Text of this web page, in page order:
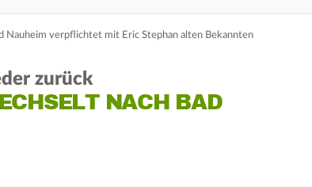
Nauheim verpflichtet mit Eric Stephan alten Bekannten
zurück
NACH BAD